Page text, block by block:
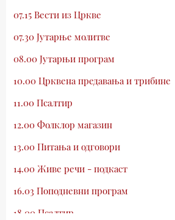
07.15 Вести из Цркве
07.30 Јутарње молитве
08.00 Јутарњи програм
10.00 Црквена предавања и трибине
11.00 Псалтир
12.00 Фолклор магазин
13.00 Питања и одговори
14.00 Живе речи - подкаст
16.03 Поподневни програм
18.00 Псалтир